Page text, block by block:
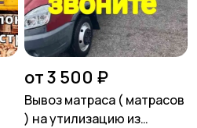
от 3 500 ₽
Вывоз матраса ( матрасов
) на утилизацию из